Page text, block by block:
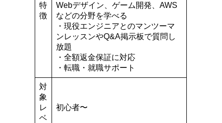
特
徴
Webデザイン、ゲーム開発、AWS
などの分野を学べる
・現役エンジニアとのマンツーマ
ンレッスンやQ&A掲示板で質問し
放題
・全額返金保証に対応
・転職・就職サポート
対
象
レ
ベ
初心者〜